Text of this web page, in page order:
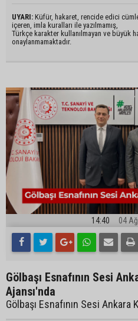
UYARI: Küfür, hakaret, rencide edici
içeren, imla kuralları ile yazılmamış,
Türkçe karakter kullanılmayan ve büyük
onaylanmamaktadır.
14:40 04
Gölbaşı Esnafının Sesi
Ajansı'nda
Gölbaşı Esnafının Sesi Ankara